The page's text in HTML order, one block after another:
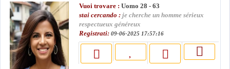
Vuoi trovare : Uomo 28 - 63
stai cercando : je cherche un homme sérieux
respectueux généreux
Registrati: 09-06-2025 17:57:16